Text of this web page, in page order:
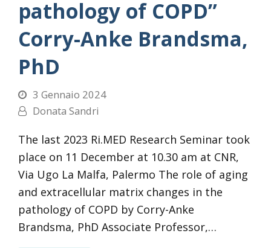
pathology of COPD”
Corry-Anke Brandsma,
PhD
3 Gennaio 2024
Donata Sandri
The last 2023 Ri.MED Research Seminar took
place on 11 December at 10.30 am at CNR,
Via Ugo La Malfa, Palermo The role of aging
and extracellular matrix changes in the
pathology of COPD by Corry-Anke
Brandsma, PhD Associate Professor,…